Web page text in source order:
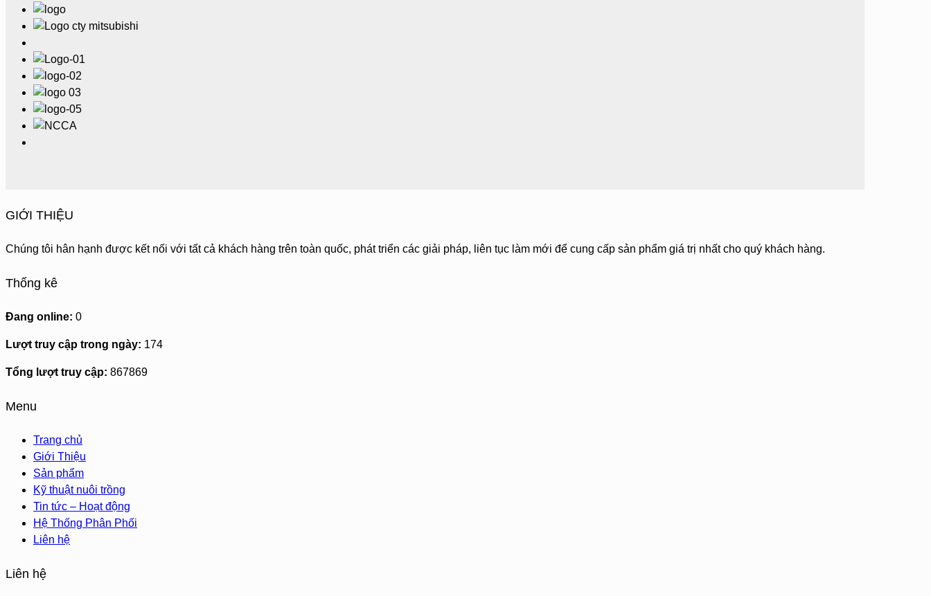
GIỚI THIỆU
Chúng tôi hân hạnh được kết nối với tất cả khách hàng trên toàn quốc, phát triển các giải pháp, liên tục làm mới để cung cấp sản phẩm giá trị nhất cho quý khách hàng.
Thống kê
Đang online: 0
Lượt truy cập trong ngày: 174
Tổng lượt truy cập: 867869
Menu
Trang chủ
Giới Thiệu
Sản phẩm
Kỹ thuật nuôi trồng
Tin tức – Hoạt động
Hệ Thống Phân Phối
Liên hệ
Liên hệ